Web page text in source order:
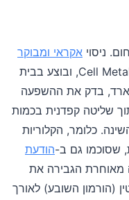
ניסוי אקראי ומבוקר
שפורסם בכתב העת היוקרתי Cell Metabolism, ובוצע בבית
בדק את ההשפעה
שליטה קפדנית בכמות
כלומר, הקלוריות
שסוכמו גם ב-הודעת
מאוחרת הגבירה את
(הורמון השובע) לאורך